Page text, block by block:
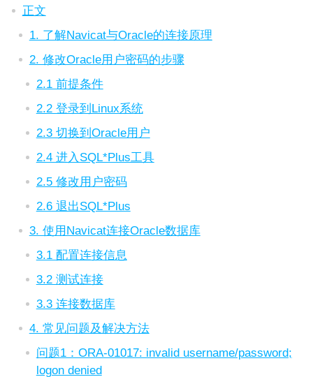
正文
1. 了解Navicat与Oracle的连接原理
2. 修改Oracle用户密码的步骤
2.1 前提条件
2.2 登录到Linux系统
2.3 切换到Oracle用户
2.4 进入SQL*Plus工具
2.5 修改用户密码
2.6 退出SQL*Plus
3. 使用Navicat连接Oracle数据库
3.1 配置连接信息
3.2 测试连接
3.3 连接数据库
4. 常见问题及解决方法
问题1：ORA-01017: invalid username/password;
logon denied